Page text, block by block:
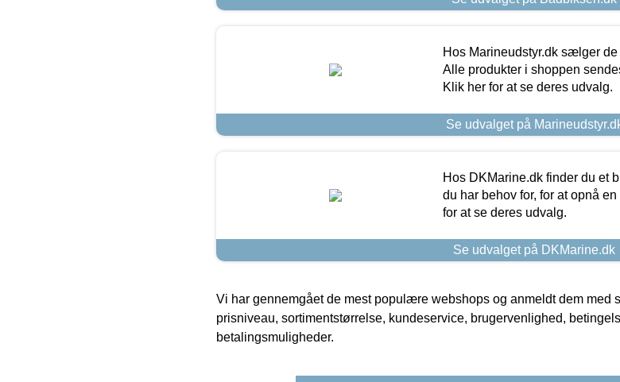
Hos Marineudstyr.dk sælger
Alle produkter i shoppen
Klik her for at se deres udvalg.
Se udvalget på
Hos DKMarine.dk finder du et
du har behov for, for at opnå
for at se deres udvalg.
Se udvalget på DKMarine.dk
Vi har gennemgået de mest populære webshops og anmeldt dem med
prisniveau, sortimentstørrelse, kundeservice, brugervenlighed,
betalingsmuligheder.